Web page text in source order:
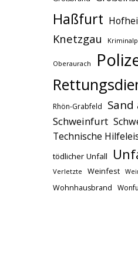
Haßfurt
Knetzgau
Oberaurach
Rhön-Grabfeld
Schweinfurt
Technische
tödlicher Unfall
Verletzte Weinfest
Wohnhausbrand